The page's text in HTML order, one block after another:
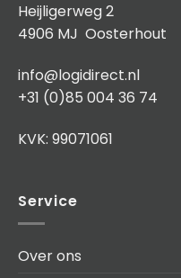
Heijligerweg 2
4906 MJ Oosterhout
info@logidirect.nl
+31 (0)85 004 36 74
KVK: 99071061
Service
Over ons